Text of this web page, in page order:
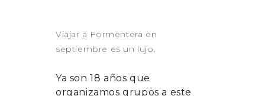
Viajar a Formentera en
septiembre es un lujo.
Ya son 18 años que
organizamos grupos a este